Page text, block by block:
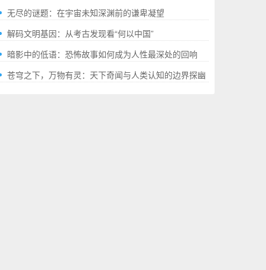
就的“极限”百科全书
无尽的谜题：在宇宙未知深渊前的谦卑凝望
解码文明基因：从考古发现看“何以中国”
暗影中的低语：恐怖故事如何成为人性最深处的回响
苍穹之下，万物有灵：天下奇闻与人类认知的边界探幽